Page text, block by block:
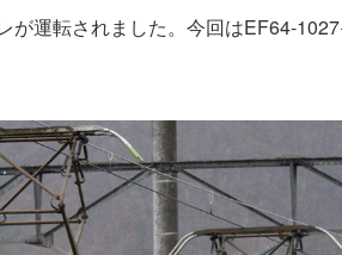
運転されました。今回はEF64-